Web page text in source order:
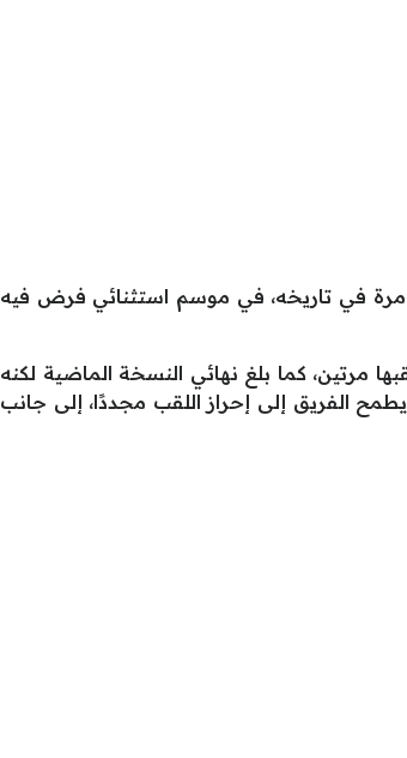
مرة في تاريخه، في موسم استثنائي فرض فيه
مرتين، كما بلغ نهائي النسخة الماضية لكنه
الفريق إلى إحراز اللقب مجددًا، إلى جانب